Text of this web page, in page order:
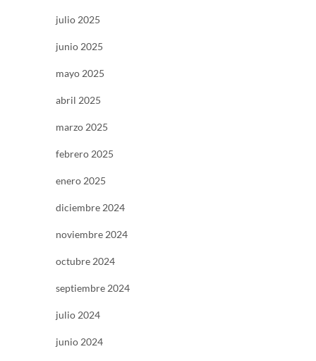
julio 2025
junio 2025
mayo 2025
abril 2025
marzo 2025
febrero 2025
enero 2025
diciembre 2024
noviembre 2024
octubre 2024
septiembre 2024
julio 2024
junio 2024